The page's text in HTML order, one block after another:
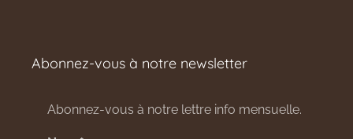
Abonnez-vous à notre newsletter
Abonnez-vous à notre lettre info mensuelle.